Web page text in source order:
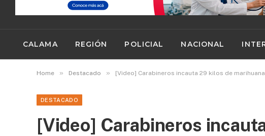
CALAMA REGIÓN POLICIAL NACIONAL
Home » Destacado » [Video] Carabineros incauta 29 kilos de
DESTACADO
[Video] Carabineros